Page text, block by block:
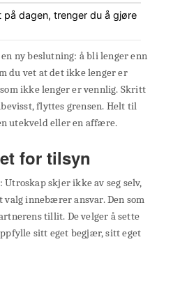
på dagen, trenger du å gjøre
ny beslutning: å bli lenger enn
du vet at det ikke lenger er
ikke lenger er vennlig. Skritt
flyttes grensen. Helt til
utekveld eller en affære.
for tilsyn
skjer ikke av seg selv,
valg innebærer ansvar. Den som
tillit. De velger å sette
sitt eget begjær, sitt eget